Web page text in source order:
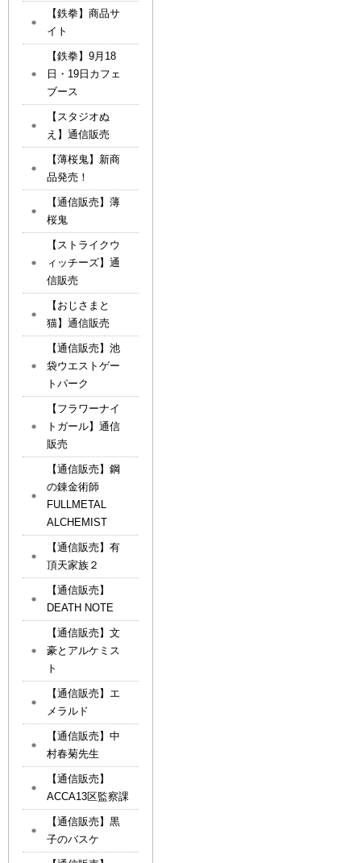
【鉄拳】商品サ
イト
【鉄拳】9月18
日・19日カフェ
ブース
【スタジオぬ
え】通信販売
【薄桜鬼】新商
品発売！
【通信販売】薄
桜鬼
【ストライクウ
ィッチーズ】通
信販売
【おじさまと
猫】通信販売
【通信販売】池
袋ウエストゲー
トパーク
【フラワーナイ
トガール】通信
販売
【通信販売】鋼
の錬金術師
FULLMETAL
ALCHEMIST
【通信販売】有
頂天家族２
【通信販売】
DEATH NOTE
【通信販売】文
豪とアルケミス
ト
【通信販売】エ
メラルド
【通信販売】中
村春菊先生
【通信販売】
ACCA13区監察課
【通信販売】黒
子のバスケ